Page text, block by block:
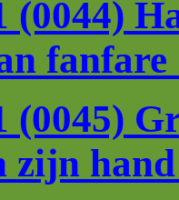
(0044)
(0045)